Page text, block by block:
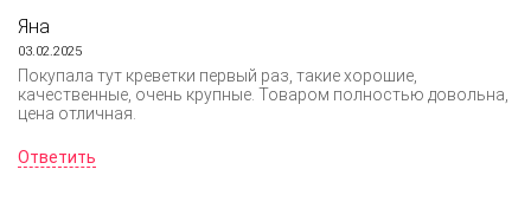
Яна
03.02.2025
Покупала тут креветки первый раз, такие хорошие,
качественные, очень крупные. Товаром полностью довольна,
цена отличная.
Ответить